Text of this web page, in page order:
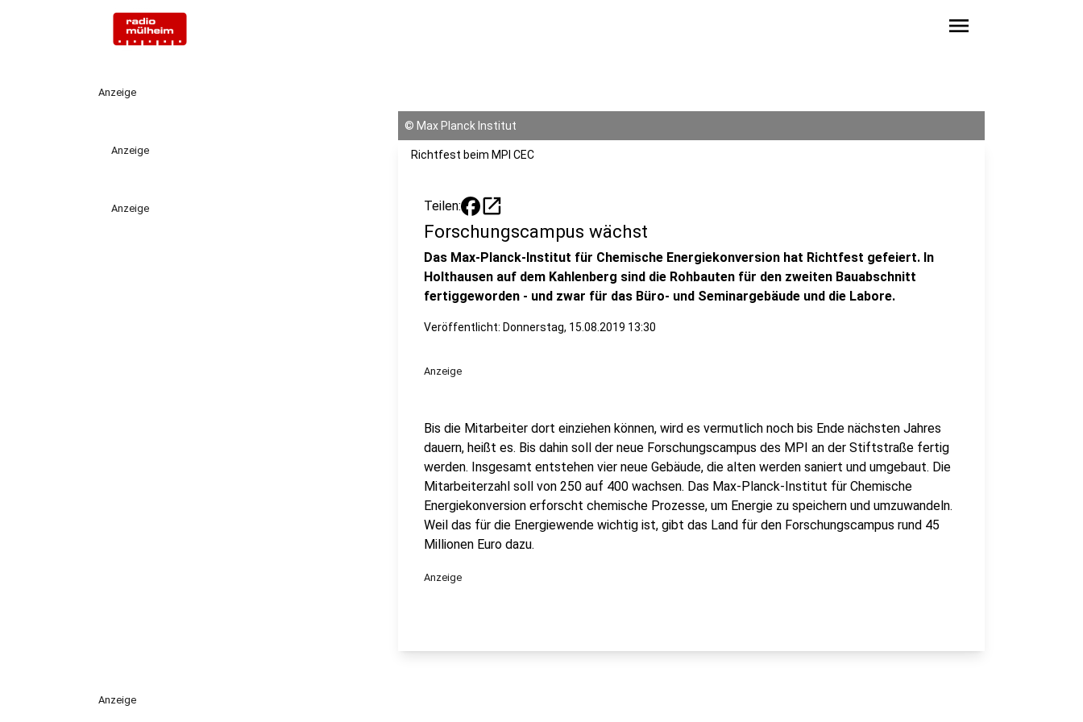
menu
Anzeige
Anzeige
Anzeige
© Max Planck Institut
Richtfest beim MPI CEC
Teilen: open_in_new
Forschungscampus wächst
Das Max-Planck-Institut für Chemische Energiekonversion hat Richtfest gefeiert. In
Holthausen auf dem Kahlenberg sind die Rohbauten für den zweiten Bauabschnitt
fertiggeworden - und zwar für das Büro- und Seminargebäude und die Labore.
Veröffentlicht: Donnerstag, 15.08.2019 13:30
Anzeige
Bis die Mitarbeiter dort einziehen können, wird es vermutlich noch bis Ende nächsten Jahres
dauern, heißt es. Bis dahin soll der neue Forschungscampus des MPI an der Stiftstraße fertig
werden. Insgesamt entstehen vier neue Gebäude, die alten werden saniert und umgebaut. Die
Mitarbeiterzahl soll von 250 auf 400 wachsen. Das Max-Planck-Institut für Chemische
Energiekonversion erforscht chemische Prozesse, um Energie zu speichern und umzuwandeln.
Weil das für die Energiewende wichtig ist, gibt das Land für den Forschungscampus rund 45
Millionen Euro dazu.
Anzeige
Anzeige